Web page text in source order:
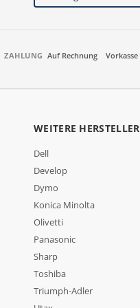
ZAHLUNG Auf Rechnung Vorkasse
WEITERE HERSTELLER
Dell
Develop
Dymo
Konica Minolta
Olivetti
Panasonic
Sharp
Toshiba
Triumph-Adler